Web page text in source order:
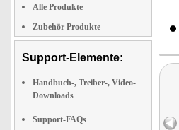
Alle Produkte
Zubehör Produkte
Support-Elemente:
Handbuch-, Treiber-, Video-
Downloads
Support-FAQs